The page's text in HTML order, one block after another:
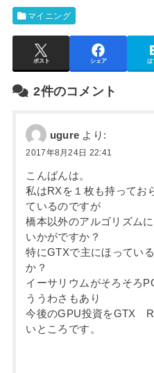
マイニング
ポスト シェア は
2件のコメント
ugure より:
2017年8月24日 22:41
こんばんは。
私はRXを１枚も持ってお
ているのですが
橋本以外のアルゴリズム
いかがですか？
特にGTXで主にほってい
か？
イーサリウムがそろそろ
ううわさもあり
今後のGPU投資をGTX
いところです。